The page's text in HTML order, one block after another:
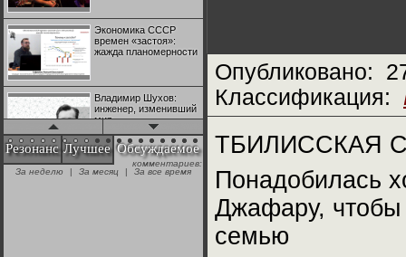
Экономика СССР
времен «застоя»:
жажда планомерности
Владимир Шухов:
инженер, изменивший
мир
"Аркадий Коц" на
эгалите-фесте "Не
Резонанс Лучшее Обсуждаемое
комментариев:
За неделю
| За месяц | За все время
Опубликовано:
Классификация:
ТБИЛИССКАЯ
Понадобилась
Джафару, чтобы
семью